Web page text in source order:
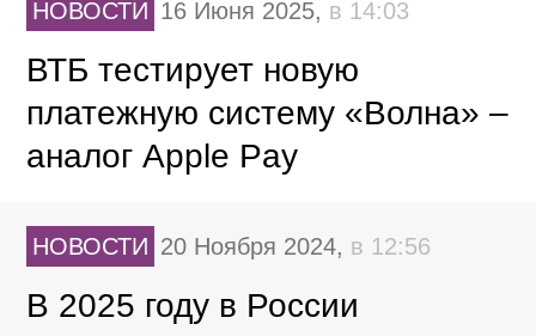
НОВОСТИ 16 Июня 2025, в 14:03
ВТБ тестирует новую
платежную систему «Волна» –
аналог Apple Pay
НОВОСТИ 20 Ноября 2024, в 12:56
В 2025 году в России